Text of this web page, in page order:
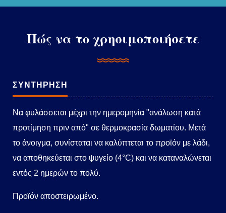
Πώς να το χρησιμοποιήσετε
ΣΥΝΤΗΡΗΣΗ
Να φυλάσσεται μέχρι την ημερομηνία "ανάλωση κατά
προτίμηση πριν από" σε θερμοκρασία δωματίου. Μετά
το άνοιγμα, συνίσταται να καλύπτεται το προϊόν με λάδι,
να αποθηκεύεται στο ψυγείο (4°C) και να καταναλώνεται
εντός 2 ημερών το πολύ.
Προϊόν αποστειρωμένο.